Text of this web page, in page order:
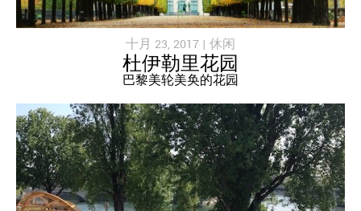
十月 23, 2017 | 休闲
杜伊勒里花园
巴黎美轮美奂的花园